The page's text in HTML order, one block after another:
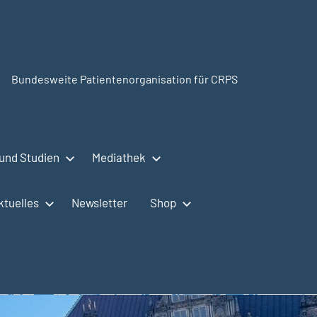
SudeckSelbsthilfe.org
Bundesweite Patientenorganisation für CRPS
Studien Mediathek
Newsletter Shop